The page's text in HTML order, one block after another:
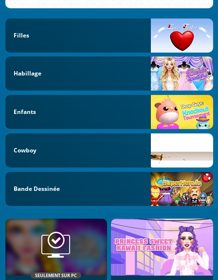
Filles
Habillage
Enfants
Cowboy
Bande Dessinée
SEULEMENT SUR PC